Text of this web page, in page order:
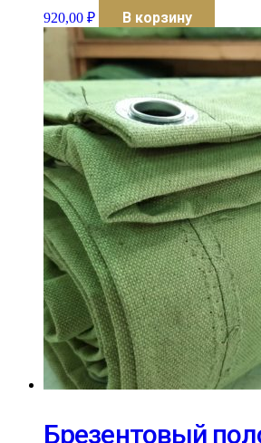
920,00 ₽ В корзину
Брезентовый